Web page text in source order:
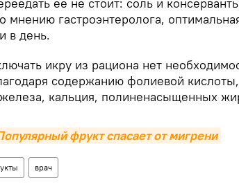
мнению гастроэнтеролога,
в день.
икру из рациона нет
содержанию фолиевой
кальция, полиненасыщенных
фрукт спасает от мигрени
врач